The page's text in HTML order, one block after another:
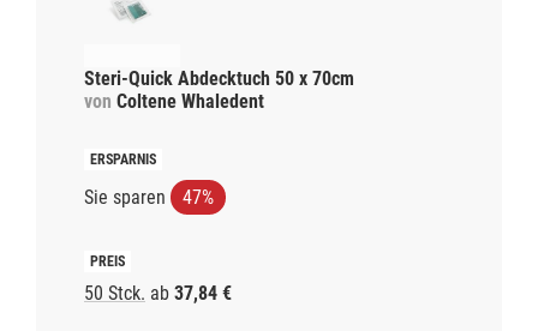
Steri-Quick Abdecktuch 50 x 70cm
von Coltene Whaledent
Sie sparen 47%
50 Stck. ab 37,84 €